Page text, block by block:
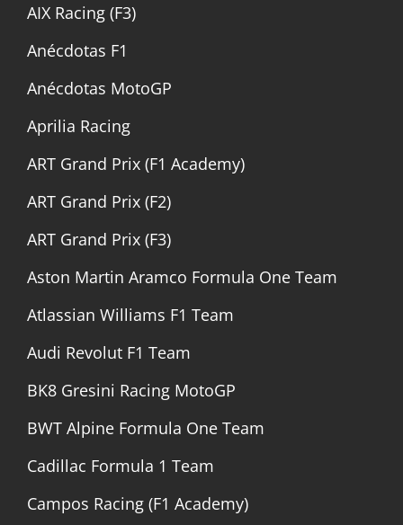
AIX Racing (F3)
Anécdotas F1
Anécdotas MotoGP
Aprilia Racing
ART Grand Prix (F1 Academy)
ART Grand Prix (F2)
ART Grand Prix (F3)
Aston Martin Aramco Formula One Team
Atlassian Williams F1 Team
Audi Revolut F1 Team
BK8 Gresini Racing MotoGP
BWT Alpine Formula One Team
Cadillac Formula 1 Team
Campos Racing (F1 Academy)